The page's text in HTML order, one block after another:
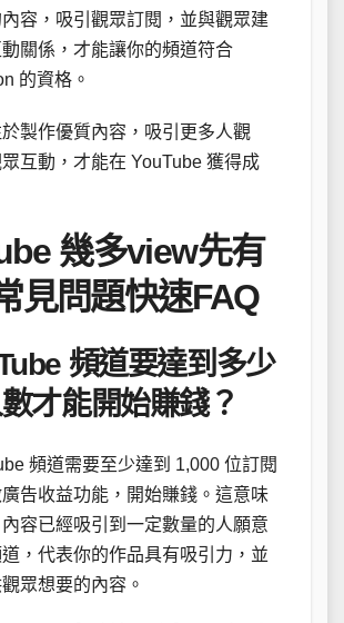
容，吸引觀眾訂閱，並與觀眾建
關係，才能讓你的頻道符合
的資格。
製作優質內容，吸引更多人觀
互動，才能在 YouTube 獲得成
幾多view先有
見問題快速FAQ
頻道要達到多少
才能開始賺錢？
頻道需要至少達到 1,000 位訂閱
告收益功能，開始賺錢。這意味
容已經吸引到一定數量的人願意
，代表你的作品具有吸引力，並
眾想要的內容。